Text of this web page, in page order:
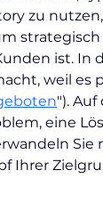
zu
ist. In
weil es
").
eine
Ihrer